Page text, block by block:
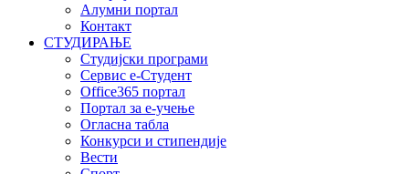
Алумни портал
Контакт
СТУДИРАЊЕ
Студијски програми
Сервис е-Студент
Office365 портал
Портал за е-учење
Огласна табла
Конкурси и стипендије
Вести